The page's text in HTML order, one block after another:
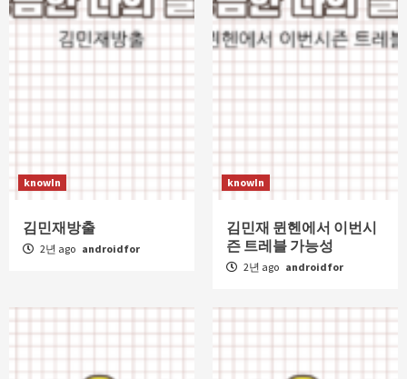
knowIn
김민재방출
2년 ago androidfor
knowIn
김민재 뮌헨에서 이번시
즌 트레블 가능성
2년 ago androidfor